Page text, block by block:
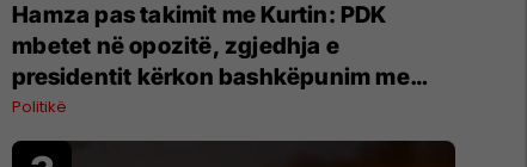
Hamza pas takimit me Kurtin: PDK
mbetet në opozitë, zgjedhja e
presidentit kërkon bashkëpunim me
LVV-në
Politikë